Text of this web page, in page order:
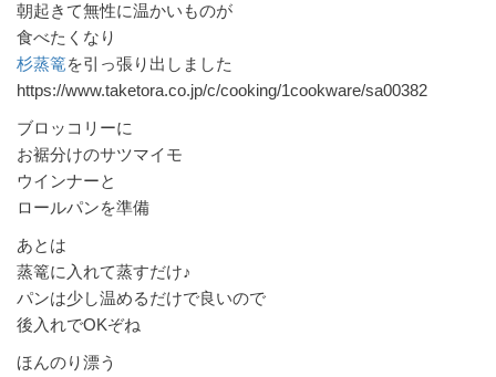
朝起きて無性に温かいものが
食べたくなり
杉蒸篭を引っ張り出しました
https://www.taketora.co.jp/c/cooking/1cookware/sa00382
ブロッコリーに
お裾分けのサツマイモ
ウインナーと
ロールパンを準備
あとは
蒸篭に入れて蒸すだけ♪
パンは少し温めるだけで良いので
後入れでOKぞね
ほんのり漂う